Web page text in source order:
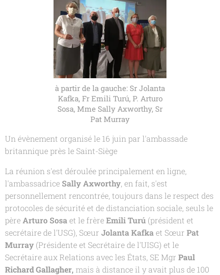
à partir de la gauche: Sr Jolanta
Kafka, Fr Emili Turú, P. Arturo
Sosa, Mme Sally Axworthy, Sr
Pat Murray
Un évènement organisé le 16 juin par l'ambassade
britannique près le Saint-Siège
La réunion s'est déroulée principalement en ligne,
l'ambassadrice Sally Axworthy, en fait, s'est
personnellement rencontrée, toujours dans le respect des
protocoles de sécurité et de distanciation sociale, seuls le
père Arturo Sosa et le frèreEmili Turú (président et
secrétaire de l'USG), Sœur Jolanta Kafka et Sœur Pat
Murray (Présidente et Secrétaire de l'UISG) et le
Secrétaire aux Relations avec les États, SE Mgr Paul
Richard Gallagher, mais à distance il y avait plus de 100